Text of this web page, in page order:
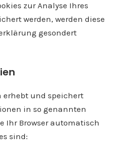
zur Analyse Ihres
werden, werden diese
gesondert
erhebt und speichert
in so genannten
Ihr Browser automatisch
sind: